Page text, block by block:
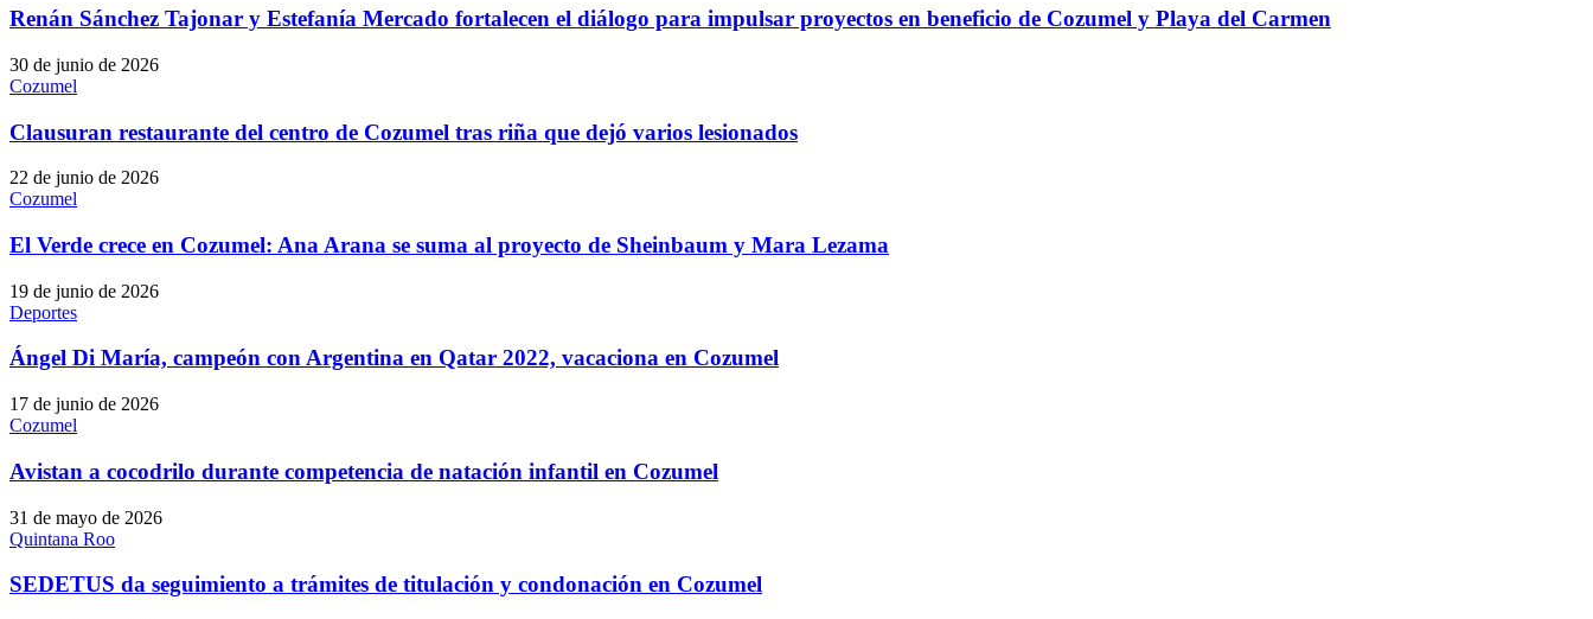
Renán Sánchez Tajonar y Estefanía Mercado fortalecen el diálogo para impulsar proyectos en beneficio de Cozumel y Playa del Carmen
30 de junio de 2026
Cozumel
Clausuran restaurante del centro de Cozumel tras riña que dejó varios lesionados
22 de junio de 2026
Cozumel
El Verde crece en Cozumel: Ana Arana se suma al proyecto de Sheinbaum y Mara Lezama
19 de junio de 2026
Deportes
Ángel Di María, campeón con Argentina en Qatar 2022, vacaciona en Cozumel
17 de junio de 2026
Cozumel
Avistan a cocodrilo durante competencia de natación infantil en Cozumel
31 de mayo de 2026
Quintana Roo
SEDETUS da seguimiento a trámites de titulación y condonación en Cozumel